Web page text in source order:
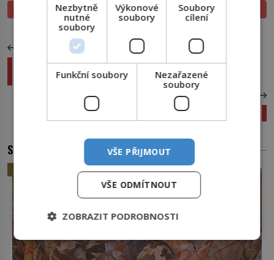
PROLISTOVAT TIŠTĚNÉ
PŘEDCHOZÍ ČLÁNEK
Výstava v Praze představí nové technologie na
hubnutí
Když se svět zahalí do tmy
SOUVISEJÍCÍ ČLÁNKY
Nezbytně
nutné
soubory
Výkonové
soubory
Soubory
cílení
Funkční soubory
Nezařazené
soubory
VŠE PŘIJMOUT
VŠE ODMÍTNOUT
ZOBRAZIT PODROBNOSTI